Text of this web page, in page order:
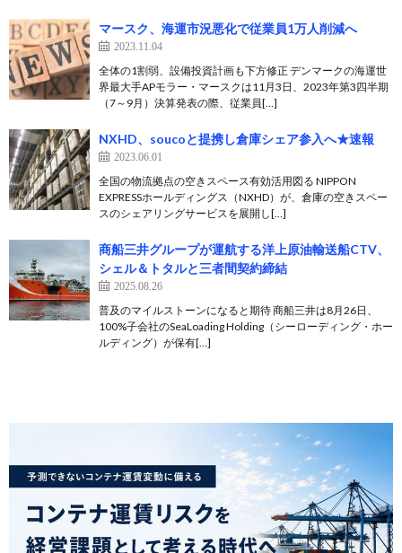
マースク、海運市況悪化で従業員1万人削減へ
2023.11.04
全体の1割弱、設備投資計画も下方修正 デンマークの海運世
界最大手APモラー・マースクは11月3日、2023年第3四半期
（7～9月）決算発表の際、従業員[…]
NXHD、soucoと提携し倉庫シェア参入へ★速報
2023.06.01
全国の物流拠点の空きスペース有効活用図る NIPPON
EXPRESSホールディングス（NXHD）が、倉庫の空きスペー
スのシェアリングサービスを展開し[…]
商船三井グループが運航する洋上原油輸送船CTV、
シェル＆トタルと三者間契約締結
2025.08.26
普及のマイルストーンになると期待 商船三井は8月26日、
100%子会社のSeaLoading Holding（シーローディング・ホー
ルディング）が保有[…]